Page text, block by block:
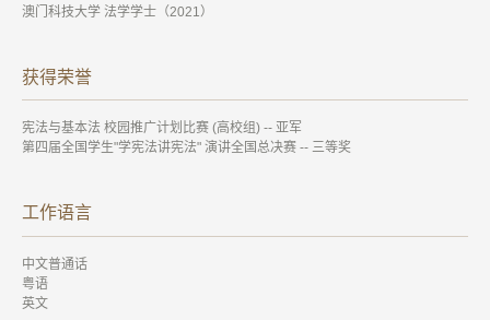
澳门科技大学 法学学士（2021）
获得荣誉
宪法与基本法 校园推广计划比赛 (高校组) -- 亚军
第四届全国学生"学宪法讲宪法" 演讲全国总决赛 -- 三等奖
工作语言
中文普通话
粤语
英文